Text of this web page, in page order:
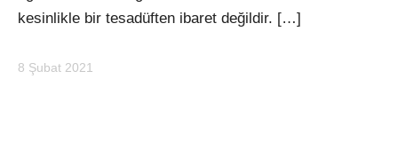
kesinlikle bir tesadüften ibaret değildir. […]
8 Şubat 2021